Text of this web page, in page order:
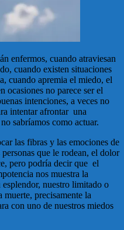
enfermos, cuando atraviesan
cuando existen situaciones
cuando apremia el miedo, el
ocasiones no parece ser el
intenciones, a veces no
intentar afrontar una
sabríamos como actuar.
las fibras y las emociones de
que le rodean, el dolor
pero podría decir que el
nos muestra la
nuestro limitado o
precisamente la
con uno de nuestros miedos